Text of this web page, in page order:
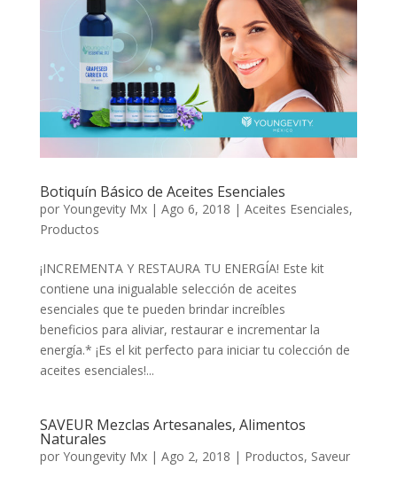
Botiquín Básico de Aceites Esenciales
por Youngevity Mx| Ago 6, 2018 | Aceites Esenciales,
Productos
¡INCREMENTA Y RESTAURA TU ENERGÍA! Este kit
contiene una inigualable selección de aceites
esenciales que te pueden brindar increíbles
beneficios para aliviar, restaurar e incrementar la
energía.* ¡Es el kit perfecto para iniciar tu colección de
aceites esenciales!...
SAVEUR Mezclas Artesanales, Alimentos
Naturales
por Youngevity Mx| Ago 2, 2018 | Productos, Saveur